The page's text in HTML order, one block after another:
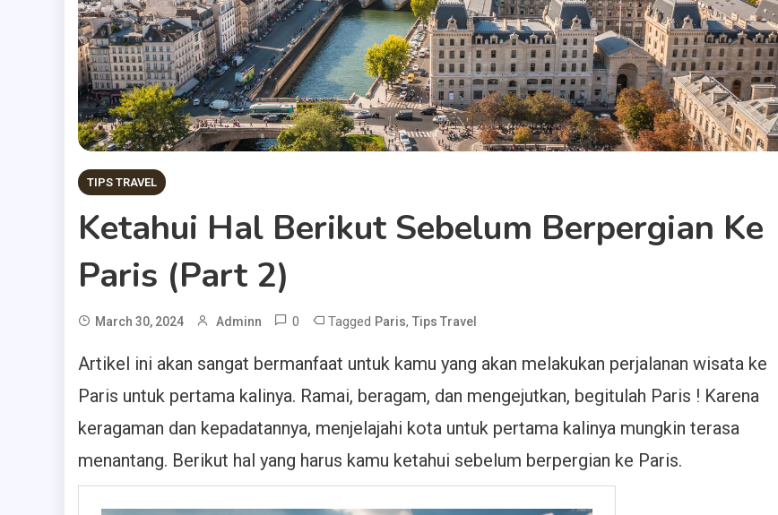
TIPS TRAVEL
Ketahui Hal Berikut Sebelum Berpergian Ke
Paris (Part 2)
March 30, 2024 Adminn 0 Tagged Paris, Tips Travel
Artikel ini akan sangat bermanfaat untuk kamu yang akan melakukan perjalanan wisata ke
Paris untuk pertama kalinya. Ramai, beragam, dan mengejutkan, begitulah Paris ! Karena
keragaman dan kepadatannya, menjelajahi kota untuk pertama kalinya mungkin terasa
menantang. Berikut hal yang harus kamu ketahui sebelum berpergian ke Paris.